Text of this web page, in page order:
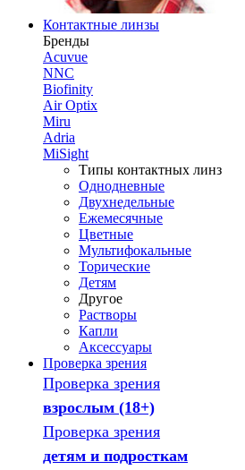
Контактные линзы
Бренды
Acuvue
NNC
Biofinity
Air Optix
Miru
Adria
MiSight
Типы контактных линз
Однодневные
Двухнедельные
Ежемесячные
Цветные
Мультифокальные
Торические
Детям
Другое
Растворы
Капли
Аксессуары
Проверка зрения
Проверка зрения
взрослым (18+)
Проверка зрения
детям и подросткам